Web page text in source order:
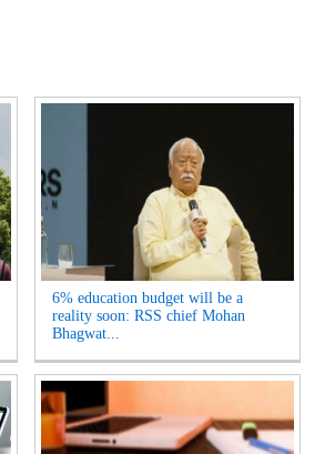
6% education budget will be a
reality soon: RSS chief Mohan
Bhagwat...